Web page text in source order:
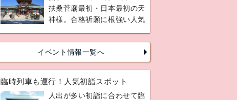
扶桑菅廟最初・日本最初の天
神様。合格祈願に根強い人気
イベント情報一覧へ
臨時列車も運行！人気初詣スポット
人出が多い初詣に合わせて臨